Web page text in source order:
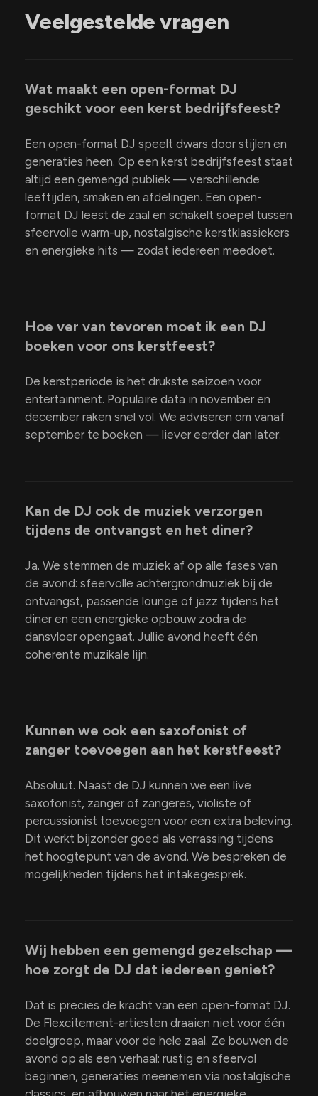
Veelgestelde vragen
Wat maakt een open-format DJ
geschikt voor een kerst bedrijfsfeest?
Een open-format DJ speelt dwars door stijlen en
generaties heen. Op een kerst bedrijfsfeest staat
altijd een gemengd publiek — verschillende
leeftijden, smaken en afdelingen. Een open-
format DJ leest de zaal en schakelt soepel tussen
sfeervolle warm-up, nostalgische kerstklassiekers
en energieke hits — zodat iedereen meedoet.
Hoe ver van tevoren moet ik een DJ
boeken voor ons kerstfeest?
De kerstperiode is het drukste seizoen voor
entertainment. Populaire data in november en
december raken snel vol. We adviseren om vanaf
september te boeken — liever eerder dan later.
Kan de DJ ook de muziek verzorgen
tijdens de ontvangst en het diner?
Ja. We stemmen de muziek af op alle fases van
de avond: sfeervolle achtergrondmuziek bij de
ontvangst, passende lounge of jazz tijdens het
diner en een energieke opbouw zodra de
dansvloer opengaat. Jullie avond heeft één
coherente muzikale lijn.
Kunnen we ook een saxofonist of
zanger toevoegen aan het kerstfeest?
Absoluut. Naast de DJ kunnen we een live
saxofonist, zanger of zangeres, violiste of
percussionist toevoegen voor een extra beleving.
Dit werkt bijzonder goed als verrassing tijdens
het hoogtepunt van de avond. We bespreken de
mogelijkheden tijdens het intakegesprek.
Wij hebben een gemengd gezelschap —
hoe zorgt de DJ dat iedereen geniet?
Dat is precies de kracht van een open-format DJ.
De Flexcitement-artiesten draaien niet voor één
doelgroep, maar voor de hele zaal. Ze bouwen de
avond op als een verhaal: rustig en sfeervol
beginnen, generaties meenemen via nostalgische